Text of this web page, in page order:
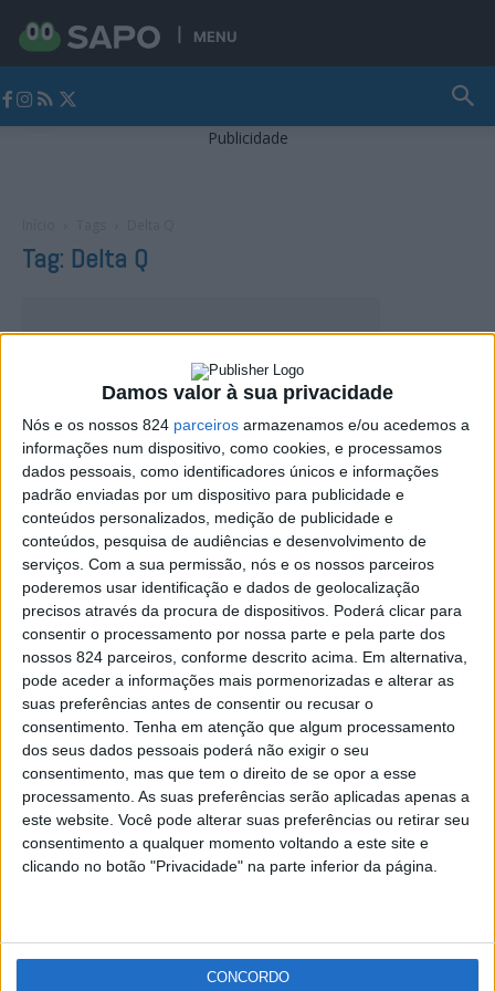
Damos valor à sua privacidade
Nós e os nossos 824 parceiros armazenamos e/ou acedemos a
informações num dispositivo, como cookies, e processamos
dados pessoais, como identificadores únicos e informações
padrão enviadas por um dispositivo para publicidade e
conteúdos personalizados, medição de publicidade e
conteúdos, pesquisa de audiências e desenvolvimento de
serviços. Com a sua permissão, nós e os nossos parceiros
poderemos usar identificação e dados de geolocalização
precisos através da procura de dispositivos. Poderá clicar para
consentir o processamento por nossa parte e pela parte dos
nossos 824 parceiros, conforme descrito acima. Em alternativa,
pode aceder a informações mais pormenorizadas e alterar as
suas preferências antes de consentir ou recusar o
consentimento. Tenha em atenção que algum processamento
dos seus dados pessoais poderá não exigir o seu
consentimento, mas que tem o direito de se opor a esse
processamento. As suas preferências serão aplicadas apenas a
este website. Você pode alterar suas preferências ou retirar seu
consentimento a qualquer momento voltando a este site e
clicando no botão "Privacidade" na parte inferior da página.
CONCORDO
MENU
Publicidade
Tag: Delta Q
Lançamento oficial da biografia do Comendador Rui
Nabeiro no dia em...
Patrícia Leitão - 25 de Março, 2021
Publicidade
Publicidade
RSS X